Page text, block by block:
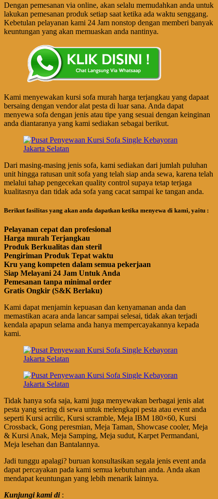
Dengan pemesanan via online, akan selalu memudahkan anda untuk
lakukan pemesanan produk setiap saat ketika ada waktu senggang.
Kebetulan pelayanan kami 24 Jam nonstop dengan memberi banyak
keuntungan yang akan memuaskan anda nantinya.
Kami menyewakan kursi sofa murah harga terjangkau yang dapaat
bersaing dengan vendor alat pesta di luar sana. Anda dapat
menyewa sofa dengan jenis atau tipe yang sesuai dengan keinginan
anda diantaranya yang kami sediakan sebagai berikut.
Dari masing-masing jenis sofa, kami sediakan dari jumlah puluhan
unit hingga ratusan unit sofa yang telah siap anda sewa, karena telah
melalui tahap pengecekan quality control supaya tetap terjaga
kualitasnya dan tidak ada sofa yang cacat sampai ke tangan anda.
Berikut fasilitas yang akan anda dapatkan ketika menyewa di kami, yaitu :
Pelayanan cepat dan profesional
Harga murah Terjangkau
Produk Berkualitas dan steril
Pengiriman Produk Tepat waktu
Kru yang kompeten dalam semua pekerjaan
Siap Melayani 24 Jam Untuk Anda
Pemesanan tanpa minimal order
Gratis Ongkir (S&K Berlaku)
Kami dapat menjamin kepuasan dan kenyamanan anda dan
memastikan acara anda lancar sampai selesai, tidak akan terjadi
kendala apapun selama anda hanya mempercayakannya kepada
kami.
Tidak hanya sofa saja, kami juga menyewakan berbagai jenis alat
pesta yang sering di sewa untuk melengkapi pesta atau event anda
seperti Kursi acrilic, Kursi scramble, Meja IBM 180×60, Kursi
Crossback, Gong peresmian, Meja Taman, Showcase cooler, Meja
& Kursi Anak, Meja Samping, Meja sudut, Karpet Permandani,
Meja lesehan dan Bantalannya.
Jadi tunggu apalagi? buruan konsultasikan segala jenis event anda
dapat percayakan pada kami semua kebutuhan anda. Anda akan
mendapat keuntungan yang lebih menarik lainnya.
Kunjungi kami di :